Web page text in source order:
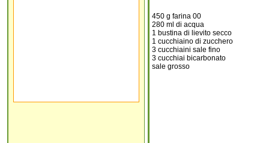
450 g farina 00
280 ml di acqua
1 bustina di lievito secco
1 cucchiaino di zucchero
3 cucchiaini sale fino
3 cucchiai bicarbonato
sale grosso